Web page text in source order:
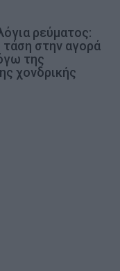
ρεύματος:
τάση στην αγορά
της
χονδρικής